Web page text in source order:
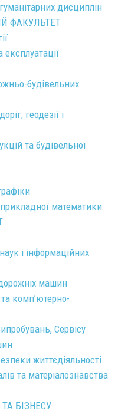
дисциплін
ФАКУЛЬТЕТ
будівельних
геодезії і
та будівельної
математики
і інформаційних
машин
комп’ютерно-
Сервісу
життєдіяльності
та матеріалознавства
БІЗНЕСУ